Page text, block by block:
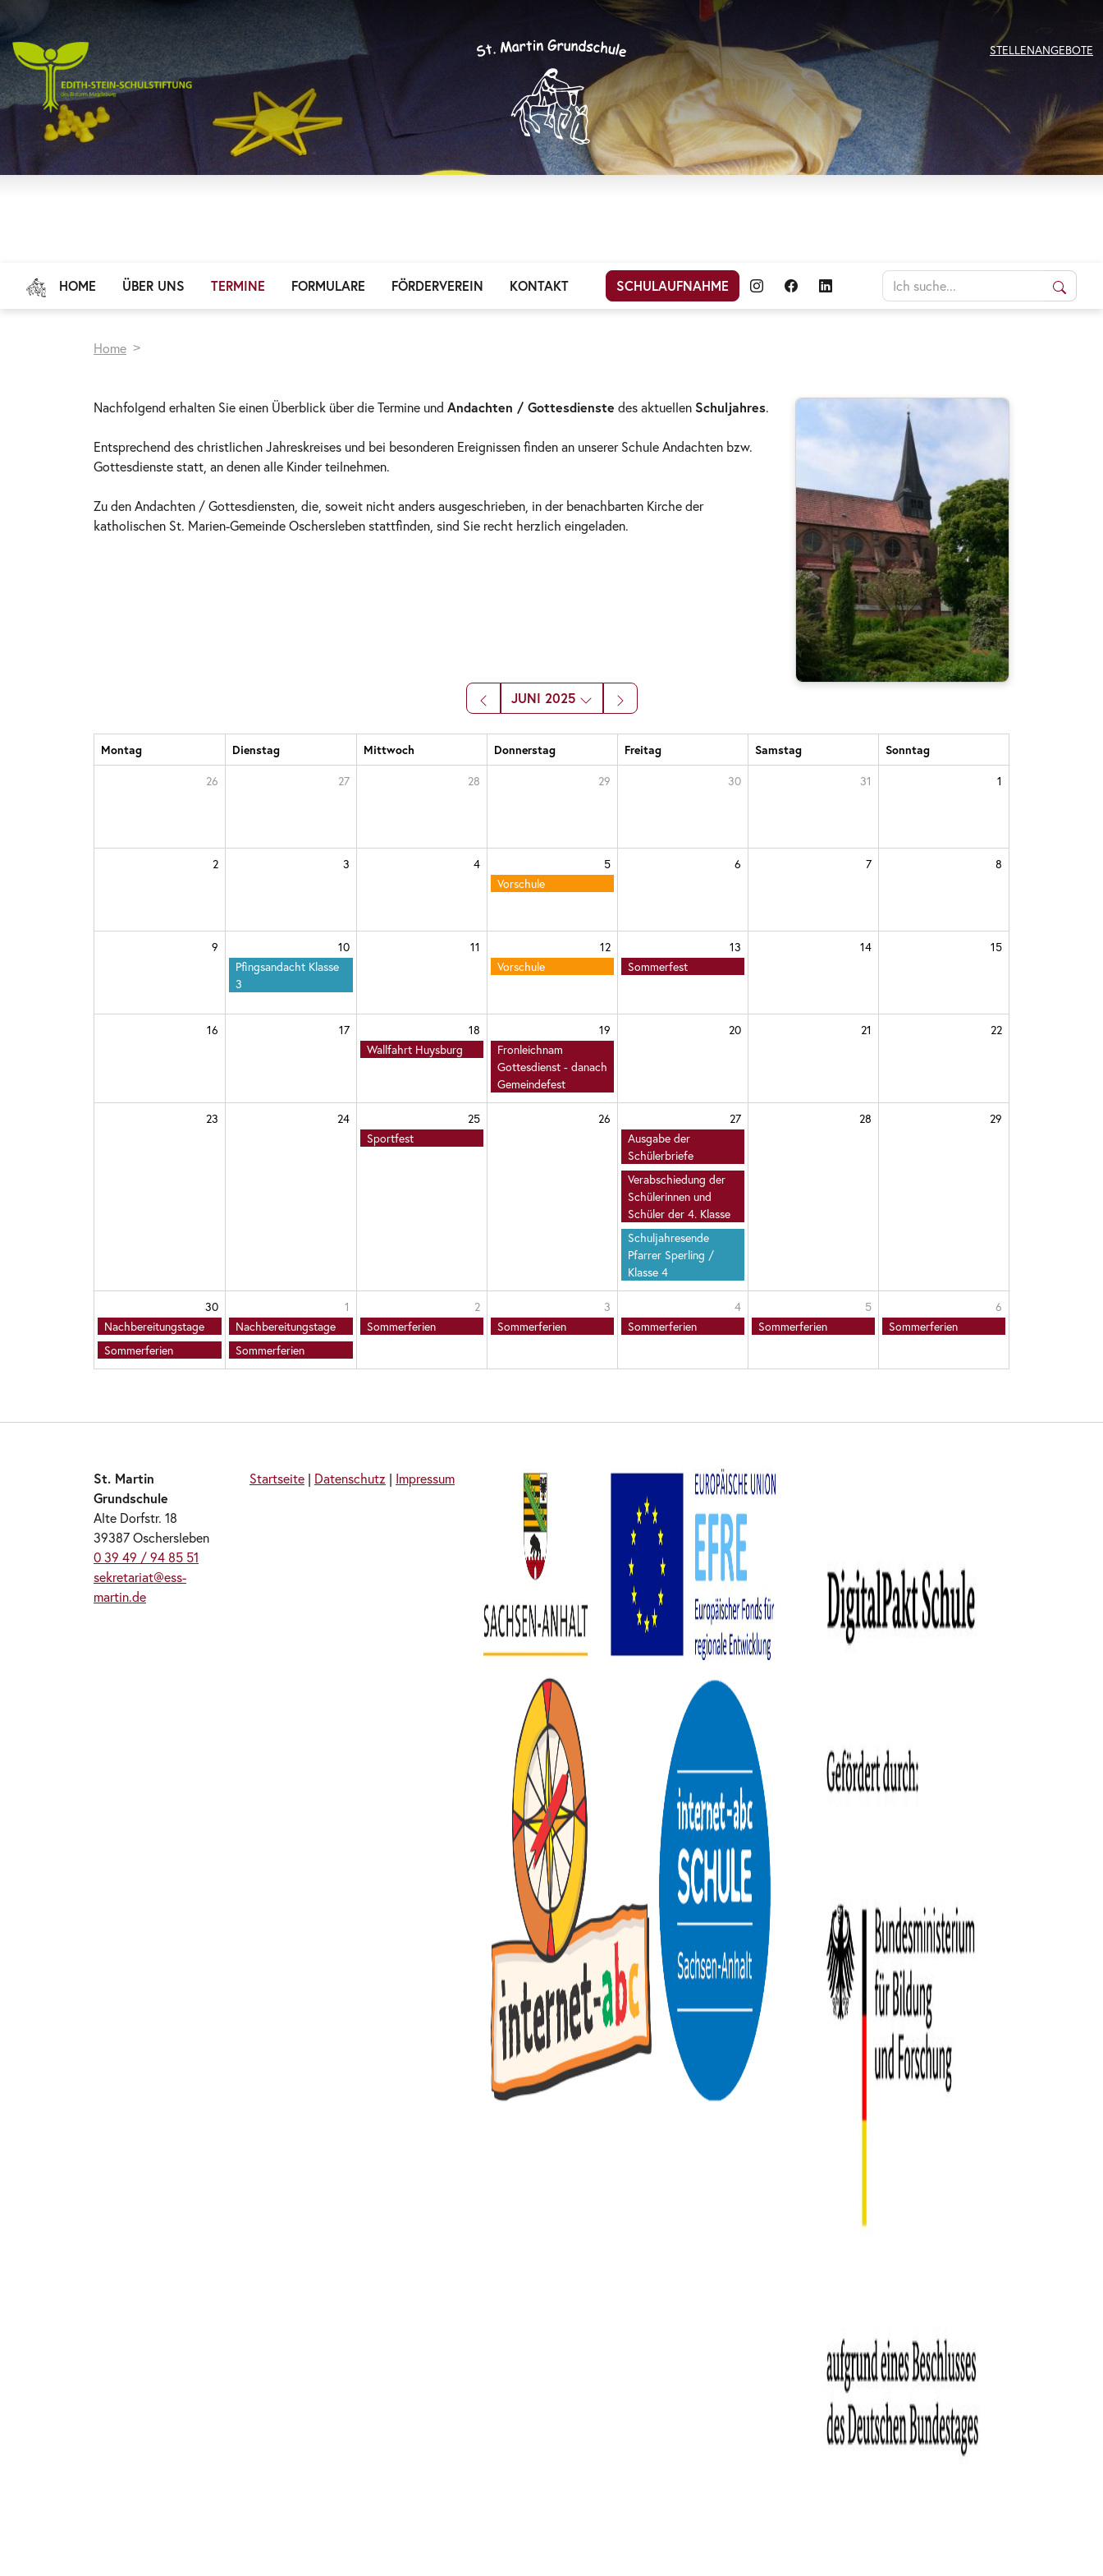
STELLENANGEBOTE
HOME ÜBER UNS TERMINE FORMULARE FÖRDERVEREIN KONTAKT SCHULAUFNAHME
Home
Nachfolgend erhalten Sie einen Überblick über die Termine und Andachten / Gottesdienste des aktuellen Schuljahres.
Entsprechend des christlichen Jahreskreises und bei besonderen Ereignissen finden an unserer Schule Andachten bzw.
Gottesdienste statt, an denen alle Kinder teilnehmen.
Zu den Andachten / Gottesdiensten, die, soweit nicht anders ausgeschrieben, in der benachbarten Kirche der
katholischen St. Marien-Gemeinde Oschersleben stattfinden, sind Sie recht herzlich eingeladen.
JUNI 2025
Montag Dienstag Mittwoch Donnerstag Freitag Samstag
Sonntag
26
27 28 29 30 31 1
2 3 4
5
Vorschule
6 7 8
9
10
Pfingsandacht Klasse
3
11
12
Vorschule
13
Sommerfest
14 15
16 17
18
Wallfahrt Huysburg
19
Fronleichnam
Gottesdienst - danach
Gemeindefest
20 21 22
23 24
25
Sportfest
26
27
Ausgabe der
Schülerbriefe
Verabschiedung der
Schülerinnen und
Schüler der 4. Klasse
Schuljahresende
Pfarrer Sperling /
Klasse 4
28 29
30
Nachbereitungstage
Sommerferien
1
Nachbereitungstage
Sommerferien
2
Sommerferien
3
Sommerferien
4
Sommerferien
5
Sommerferien
6
Sommerferien
St. Martin
Grundschule
Alte Dorfstr. 18
39387 Oschersleben
0 39 49 / 94 85 51
sekretariat@ess-
martin.de
Startseite | Datenschutz | Impressum